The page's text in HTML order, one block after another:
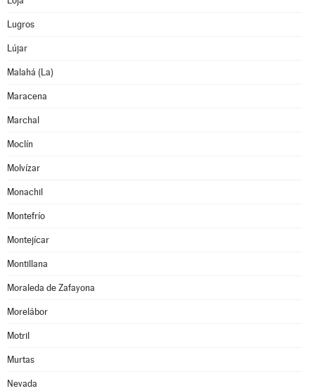
Lugros
Lújar
Malahá (La)
Maracena
Marchal
Moclín
Molvízar
Monachil
Montefrío
Montejícar
Montillana
Moraleda de Zafayona
Morelábor
Motril
Murtas
Nevada